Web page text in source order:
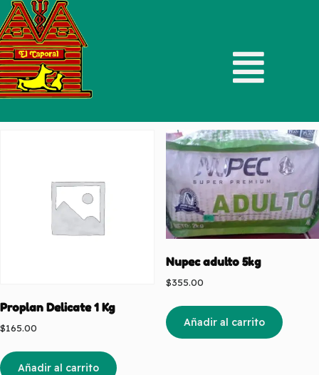
Proplan Delicate 1 Kg
$165.00
Añadir al carrito
Nupec adulto 5kg
$355.00
Añadir al carrito